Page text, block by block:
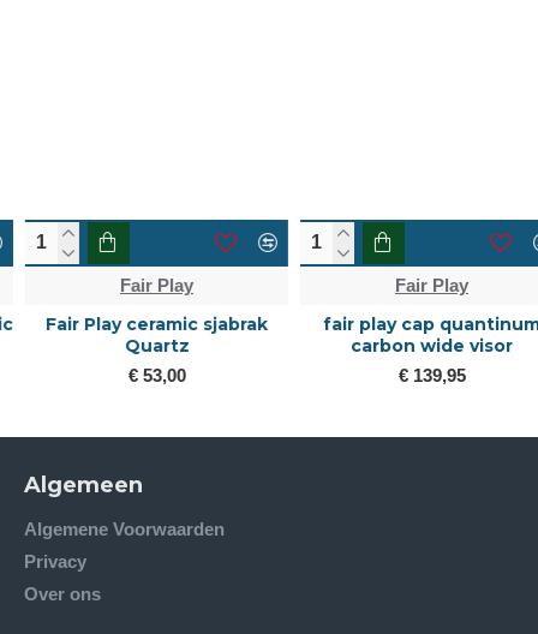
Fair Play
Fair Play ceramic sjabrak
Quartz
€ 53,00
Fair Play
fair play cap quantinum
carbon wide visor
€ 139,95
Algemeen
Algemene Voorwaarden
Privacy
Over ons